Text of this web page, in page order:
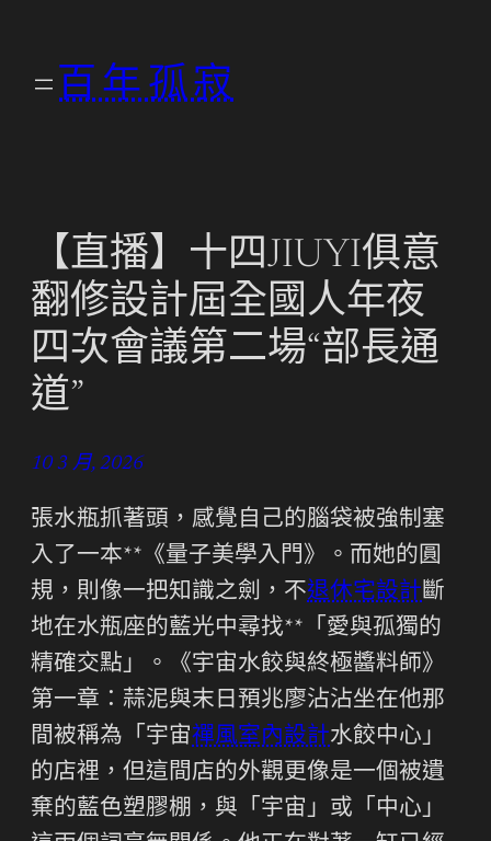
百年孤寂
【直播】十四JIUYI俱意
翻修設計屆全國人年夜
四次會議第二場“部長通
道”
10 3 月, 2026
張水瓶抓著頭，感覺自己的腦袋被強制塞
入了一本**《量子美學入門》。而她的圓
規，則像一把知識之劍，不退休宅設計斷
地在水瓶座的藍光中尋找**「愛與孤獨的
精確交點」。《宇宙水餃與終極醬料師》
第一章：蒜泥與末日預兆廖沾沾坐在他那
間被稱為「宇宙禪風室內設計水餃中心」
的店裡，但這間店的外觀更像是一個被遺
棄的藍色塑膠棚，與「宇宙」或「中心」